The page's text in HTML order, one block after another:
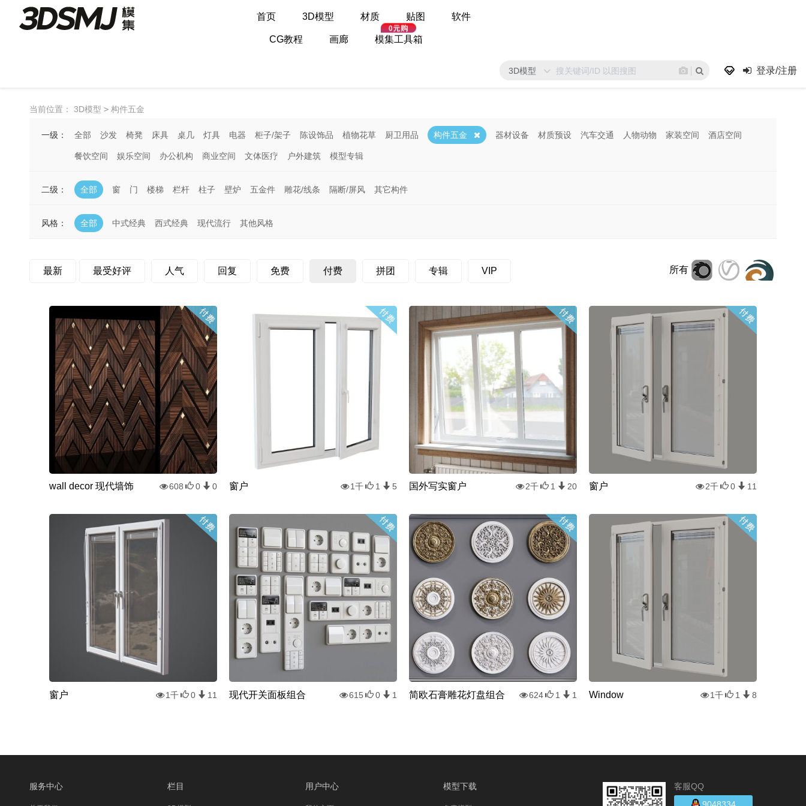
首页 3D模型 材质 贴图 软件
CG教程 画廊 模集工具箱
3D模型 登录/注册
当前位置： 3D模型 > 构件五金
一级： 全部 沙发 椅凳 床具 桌几 灯具 电器 柜子/架子 陈设饰品 植物花草 厨卫用品 构件五金 器材设备 材质预设 汽车交通 人物动物 家装空间 酒店空间
餐饮空间 娱乐空间 办公机构 商业空间 文体医疗 户外建筑 模型专辑
二级： 全部 窗 门 楼梯 栏杆 柱子 壁炉 五金件 雕花/线条 隔断/屏风 其它构件
风格： 全部 中式经典 西式经典 现代流行 其他风格
最新 最受好评 人气 回复 免费 付费 拼团 专辑 VIP 所有
wall decor 现代墙饰 608 0 0 窗户 1千 1 5 国外写实窗户 2千 1 20 窗户 2千 0 11
窗户 1千 0 11 现代开关面板组合 615 0 1 简欧石膏雕花灯盘组合 624 1 1 Window 1千 1 8
服务中心 栏目 用户中心 模型下载
客服QQ
9048334